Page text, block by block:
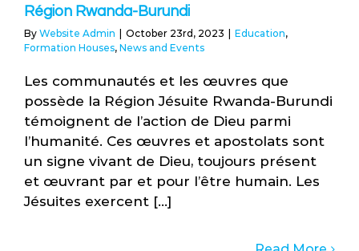
Région Rwanda-Burundi
By Website Admin October 23rd, 2023 Education,
Formation Houses, News and Events
Les communautés et les œuvres que
possède la Région Jésuite Rwanda-Burundi
témoignent de l’action de Dieu parmi
l’humanité. Ces œuvres et apostolats sont
un signe vivant de Dieu, toujours présent
et œuvrant par et pour l’être humain. Les
Jésuites exercent [...]